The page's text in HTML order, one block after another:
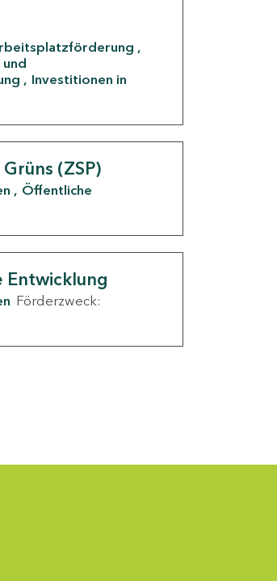
Investitionen in
(ZSP)
Öffentliche
Förderzweck: